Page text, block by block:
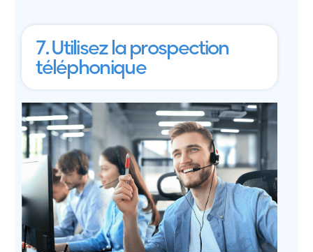
7. Utilisez la prospection
téléphonique